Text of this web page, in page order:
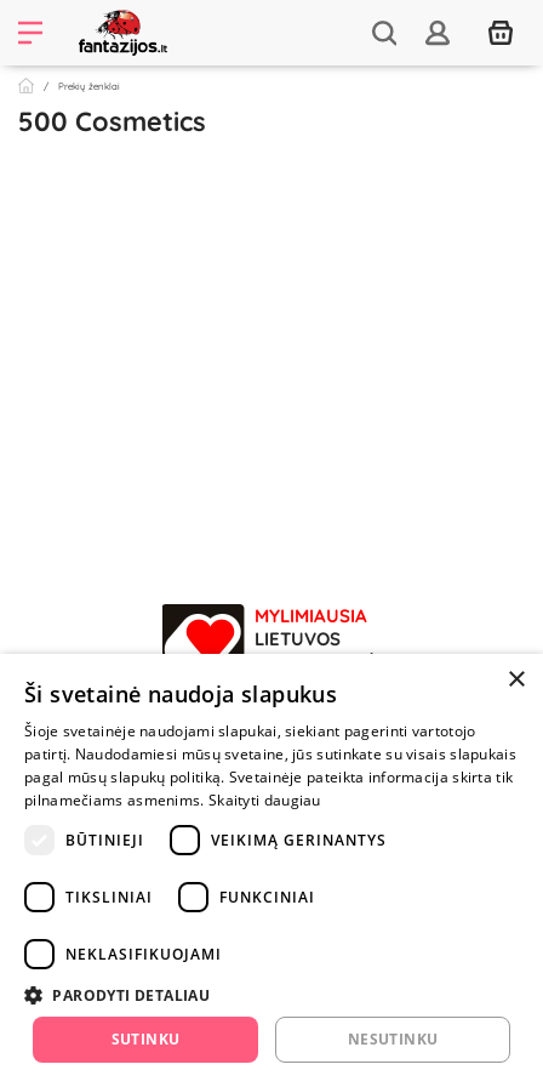
Prekių ženklai
500 Cosmetics
MYLIMIAUSIA
LIETUVOS
ELEKTRONINĖ
PARDUOTUVĖ
NENUSTOK
ŽAISTI
+370 600 84088
info@fantazijos.lt
instagram.com/fantazijos.lt
Karjera
×
Ši svetainė naudoja slapukus
Šioje svetainėje naudojami slapukai, siekiant pagerinti vartotojo
patirtį. Naudodamiesi mūsų svetaine, jūs sutinkate su visais slapukais
pagal mūsų slapukų politiką. Svetainėje pateikta informacija skirta tik
pilnamečiams asmenims. Skaityti daugiau
BŪTINIEJI
VEIKIMĄ GERINANTYS
TIKSLINIAI FUNKCINIAI
NEKLASIFIKUOJAMI
PARODYTI DETALIAU
SUTINKU NESUTINKU